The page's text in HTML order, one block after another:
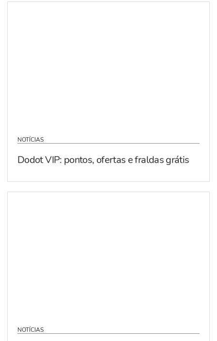
NOTÍCIAS
Dodot VIP: pontos, ofertas e fraldas grátis
NOTÍCIAS